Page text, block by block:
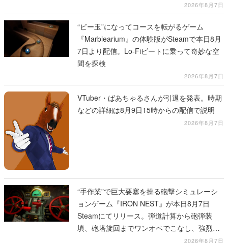
2026年8月7日
“ビー玉”になってコースを転がるゲーム
『Marblearium』の体験版がSteamで本日8月
7日より配信。Lo-Fiビートに乗って奇妙な空
間を探検
2026年8月7日
VTuber・ばあちゃるさんが引退を発表。時期
などの詳細は8月9日15時からの配信で説明
2026年8月7日
“手作業”で巨大要塞を操る砲撃シミュレーシ
ョンゲーム『IRON NEST』が本日8月7日
Steamにてリリース。弾道計算から砲弾装
填、砲塔旋回までワンオペでこなし、強烈な
一撃をブチかませるロマンある作品2026年8月7日